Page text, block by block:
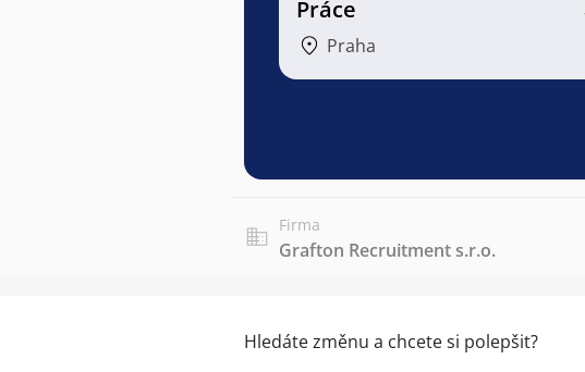
Práce
Praha
Firma
Grafton Recruitment s.r.o.
Hledáte změnu a chcete si polepšit?